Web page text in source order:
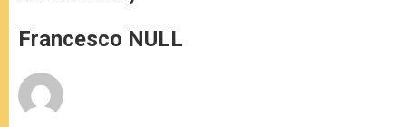
p
p
g
e
o
k
r
Francesco NULL